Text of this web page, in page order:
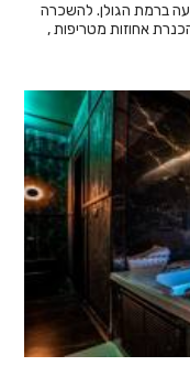
ברמת הגולן. להשכרה
אחוזות מטריפות ,